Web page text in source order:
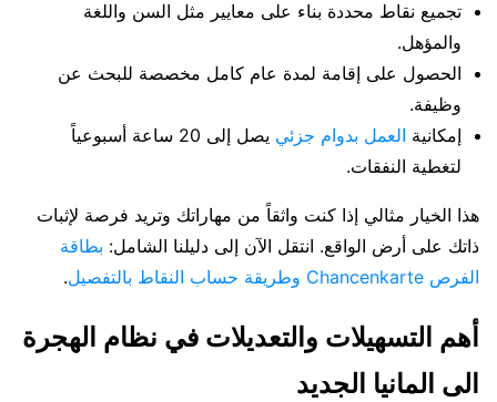
تجميع نقاط محددة بناء على معايير مثل السن واللغة
والمؤهل.
الحصول على إقامة لمدة عام كامل مخصصة للبحث عن
وظيفة.
إمكانية العمل بدوام جزئي
يصل إلى 20 ساعة أسبوعياً
لتغطية النفقات.
هذا الخيار مثالي إذا كنت واثقاً من مهاراتك وتريد فرصة لإثبات
ذاتك على أرض الواقع. انتقل الآن إلى دليلنا الشامل: بطاقة
الفرص Chancenkarte وطريقة حساب النقاط بالتفصيل
.
أهم التسهيلات والتعديلات في نظام الهجرة
الى المانيا الجديد